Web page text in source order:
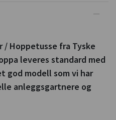
Hoppetusse fra Tyske
leveres standard med
god modell som vi har
anleggsgartnere og